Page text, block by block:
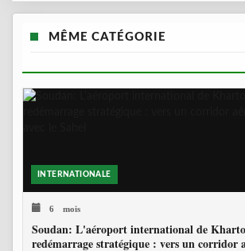
MÊME CATÉGORIE
INTERNATIONALE
6 mois
Soudan: L'aéroport international de
redémarrage stratégique : vers un corridor